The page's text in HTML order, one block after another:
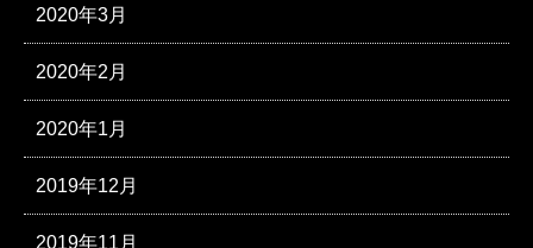
2020年3月
2020年2月
2020年1月
2019年12月
2019年11月